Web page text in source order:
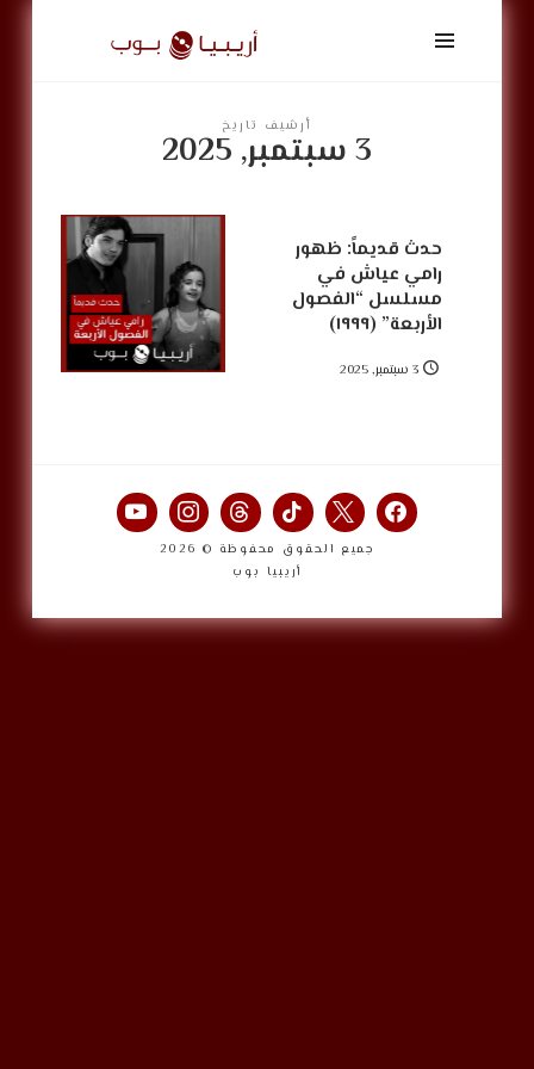
أريبيا
بوب
ArabiaPopأرشيف تاريخ
3 سبتمبر, 2025
حدث قديماً: ظهور
رامي عياش في
مسلسل “الفصول
الأربعة” (١٩٩٩)
3 سبتمبر, 2025
جميع الحقوق محفوظة © 2026
أريبيا بوب